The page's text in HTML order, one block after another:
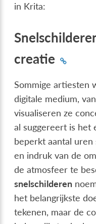
in Krita:
creatie
Sommige artiesten
digitale medium,
visualiseren ze
al suggereert is het
beperkt aantal uren
en indruk van de
de atmosfeer te
snelschilderen
het belangrijkste
tekenen, maar de